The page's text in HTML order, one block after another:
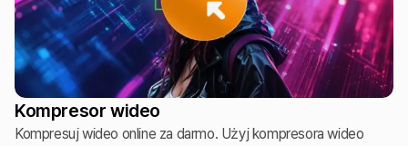
Kompresor wideo
Kompresuj wideo online za darmo. Użyj kompresora wideo